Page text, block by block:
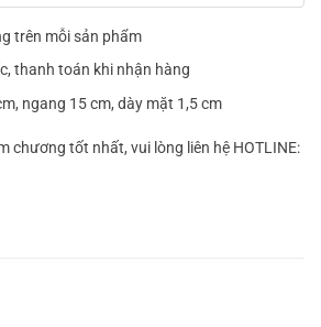
trên mỗi sản phẩm
thanh toán khi nhận hàng
ngang 15 cm, dày mặt 1,5 cm
chương tốt nhất, vui lòng liên hệ HOTLINE: